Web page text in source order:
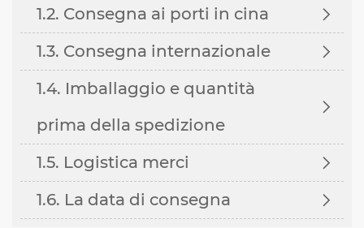
1.2. Consegna ai porti in cina 
1.3. Consegna internazionale 
1.4. Imballaggio e quantità
prima della spedizione

1.5. Logistica merci 
1.6. La data di consegna 